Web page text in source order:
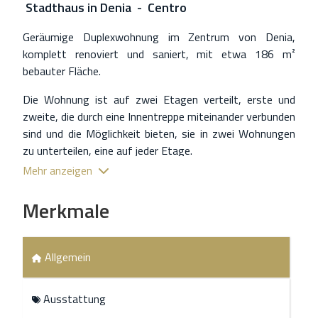
Stadthaus in Denia - Centro
Geräumige Duplexwohnung im Zentrum von Denia,
komplett renoviert und saniert, mit etwa 186 m²
bebauter Fläche.
Die Wohnung ist auf zwei Etagen verteilt, erste und
zweite, die durch eine Innentreppe miteinander verbunden
sind und die Möglichkeit bieten, sie in zwei Wohnungen
zu unterteilen, eine auf jeder Etage.
Im Erdgeschoss gibt es drei Schlafzimmer, ein
während die obere Etage über ein viertes Schlafzimmer,
schönen Innenhof verfügt, der reichlich natürliches Licht
bietet und der ideale Ort zum Entspannen und
Abschalten ist.
Mehr anzeigen
Merkmale
Allgemein
Ausstattung